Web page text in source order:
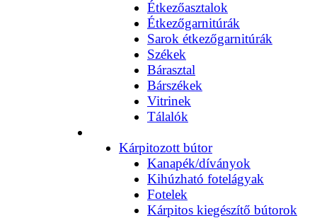
Étkezőasztalok
Étkezőgarnitúrák
Sarok étkezőgarnitúrák
Székek
Bárasztal
Bárszékek
Vitrinek
Tálalók
Kárpitozott bútor
Kanapék/díványok
Kihúzható fotelágyak
Fotelek
Kárpitos kiegészítő bútorok